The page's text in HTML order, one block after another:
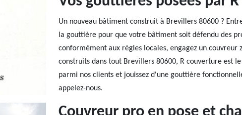
Un nouveau bâtiment construit à Brevillers 80600 ?
la gouttière pour que votre bâtiment soit défendu des
conformément aux règles locales, engagez un
construits dans tout Brevillers 80600, R couverture est
parmi nos clients et jouissez d'une gouttière
appelez-nous.